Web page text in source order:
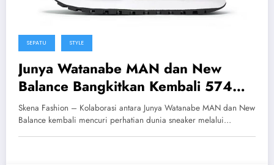
SEPATU STYLE
Junya Watanabe MAN dan New
Balance Bangkitkan Kembali 574
Lost Prototype Ikonis
Skena Fashion – Kolaborasi antara Junya Watanabe MAN dan New
Balance kembali mencuri perhatian dunia sneaker melalui…